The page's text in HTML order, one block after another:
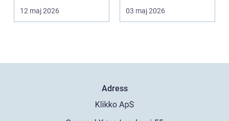
12 maj 2026
egen förmåga att lä...
03 maj 2026
Adress